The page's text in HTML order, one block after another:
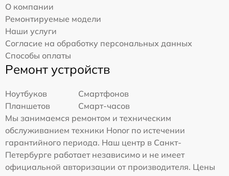
О компании
Ремонтируемые модели
Наши услуги
Согласие на обработку персональных данных
Способы оплаты
Ремонт устройств
Ноутбуков
Смартфонов
Планшетов
Смарт-часов
Мы занимаемся ремонтом и техническим
обслуживанием техники Honor по истечении
гарантийного периода. Наш центр в Санкт-
Петербурге работает независимо и не имеет
официальной авторизации от производителя. Цены